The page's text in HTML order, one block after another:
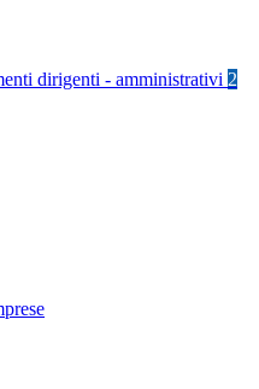
dirigenti - amministrativi 2